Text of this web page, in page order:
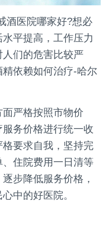
酒医院哪家好?想必
平提高，工作压力
们的危害比较严
依赖如何治疗-哈尔
严格按照市物价
务价格进行统一收
要求自我，坚持完
住院费用一日清等
步降低服务价格，
中的好医院。